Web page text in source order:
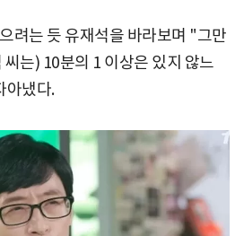
려는 듯 유재석을 바라보며 "그만
는) 10분의 1 이상은 있지 않느
아냈다.